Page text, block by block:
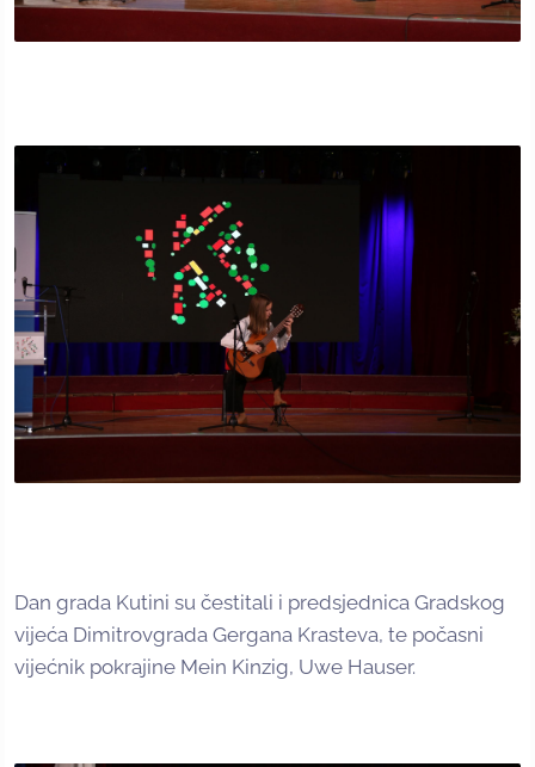
Dan grada Kutini su čestitali i predsjednica Gradskog
vijeća Dimitrovgrada Gergana Krasteva, te počasni
vijećnik pokrajine Mein Kinzig, Uwe Hauser.